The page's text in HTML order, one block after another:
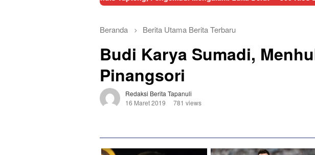
Beranda Berita Utama Berita Terbaru
Budi Karya Sumadi,
Pinangsori
Redaksi Berita Tapanuli
16 Maret 2019
781 views